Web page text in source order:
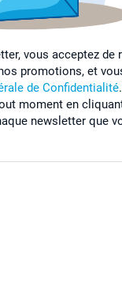
vous acceptez de
promotions, et
de Confidentialité.
moment en
newsletter que